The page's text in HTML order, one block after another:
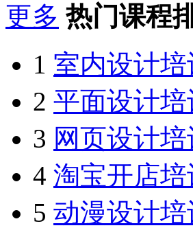
更多 热门课程
1 室内设计培
2 平面设计培
3 网页设计
4 淘宝开店培
5 动漫设计培